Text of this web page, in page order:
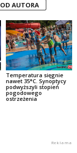
OD AUTORA
Temperatura sięgnie
nawet 35°C. Synoptycy
podwyższyli stopień
pogodowego
ostrzeżenia